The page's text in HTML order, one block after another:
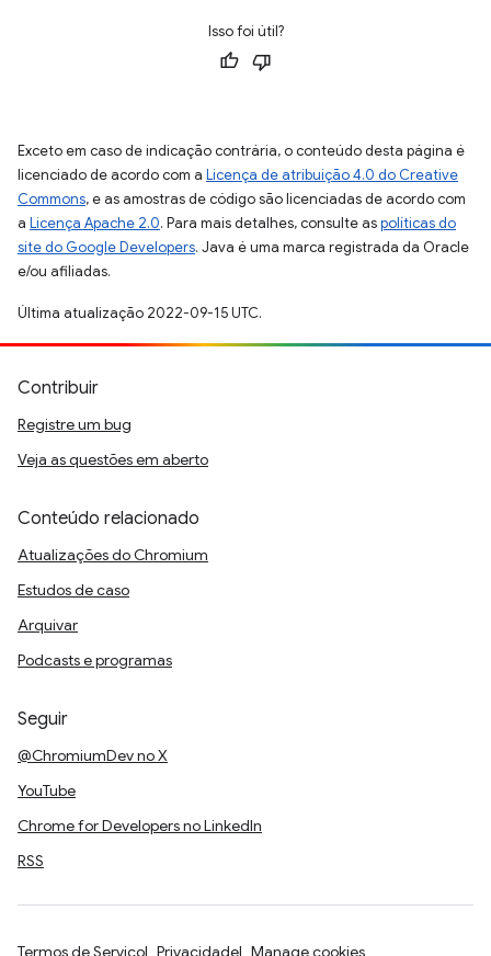
Isso foi útil?
Exceto em caso de indicação contrária, o conteúdo desta página é
licenciado de acordo com a Licença de atribuição 4.0 do Creative
Commons, e as amostras de código são licenciadas de acordo com
a Licença Apache 2.0. Para mais detalhes, consulte aspolíticas do
site do Google Developers. Java é uma marca registrada da Oracle
e/ou afiliadas.
Última atualização 2022-09-15 UTC.
Contribuir
Registre um bug
Veja as questões em aberto
Conteúdo relacionado
Atualizações do Chromium
Estudos de caso
Arquivar
Podcasts e programas
Seguir
@ChromiumDev no X
YouTube
Chrome for Developers no LinkedIn
RSS